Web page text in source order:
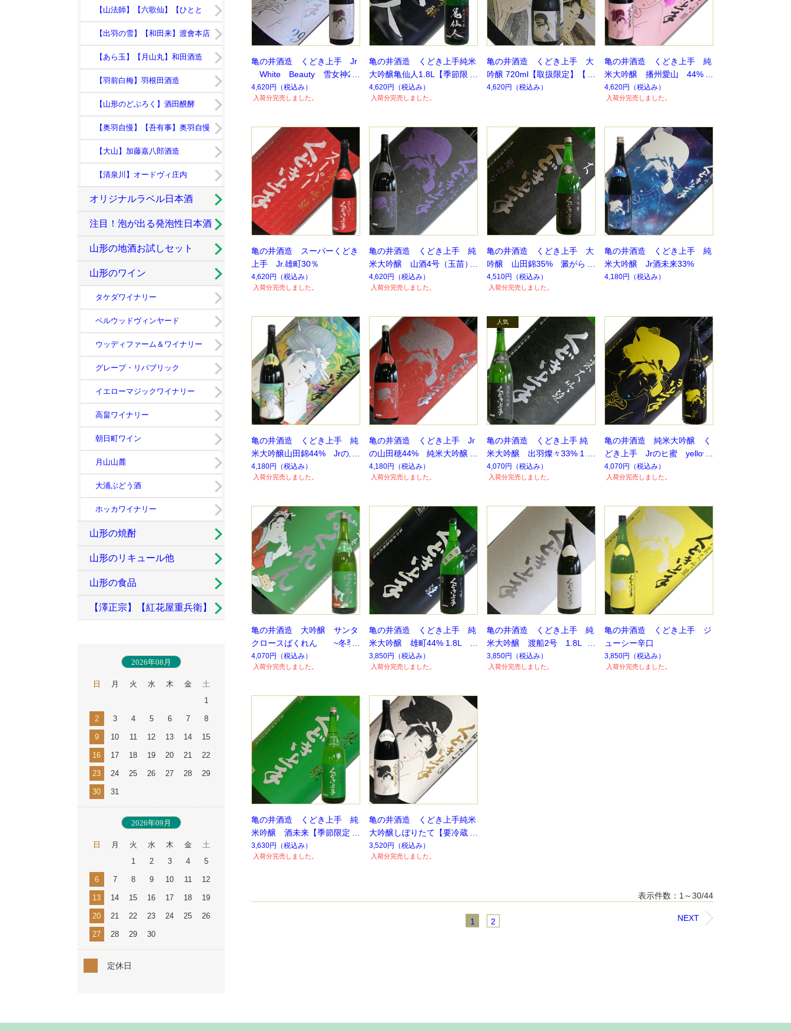
亀の井酒造 くどき上手 Jr
White Beauty 雪女神2
9%
4,620円 （税込み）
入荷分完売しました。
亀の井酒造 くどき上手純米
大吟醸亀仙人1.8L【季節限
定】【数量限定】
4,620円 （税込み）
入荷分完売しました。
亀の井酒造 くどき上手 大
吟醸 720ml【取扱限定】【定
番商品】
4,620円 （税込み）
亀の井酒造 くどき上手 純
米大吟醸 播州愛山 44%
1.8L 【季節限定】【数量限
定】
4,620円 （税込み）
入荷分完売しました。
亀の井酒造 スーパーくどき
上手 Jr.雄町30％
4,620円 （税込み）
入荷分完売しました。
亀の井酒造 くどき上手 純
米大吟醸 山酒4号（玉苗）
4,620円 （税込み）
入荷分完売しました。
亀の井酒造 くどき上手 大
吟醸 山田錦35% 澱がら
み 1.8L【季節限定】【数量
限定】【残り僅か】
4,510円 （税込み）
入荷分完売しました。
亀の井酒造 くどき上手 純
米大吟醸 Jr酒未来33%
4,180円 （税込み）
亀の井酒造 くどき上手 純
米大吟醸山田錦44% Jrの摩
訶不思議ちゃん 【季節限
定】【数量限定】
4,180円 （税込み）
入荷分完売しました。
亀の井酒造 くどき上手 Jr
の山田穂44% 純米大吟醸
1.8L
4,180円 （税込み）
入荷分完売しました。
亀の井酒造 くどき上手 純
米大吟醸 出羽燦々33% 1.8
L【要冷蔵】【季節限定】
【数量限定】
4,070円 （税込み）
入荷分完売しました。
亀の井酒造 純米大吟醸 く
どき上手 Jrのヒ蜜 yellow
（イエロー）旨甘口
4,070円 （税込み）
入荷分完売しました。
亀の井酒造 大吟醸 サンタ
クロースばくれん ~冬季
限定品~
4,070円 （税込み）
入荷分完売しました。
亀の井酒造 くどき上手 純
米大吟醸 雄町44% 1.8L
【季節限定】【数量限定】
3,850円 （税込み）
入荷分完売しました。
亀の井酒造 くどき上手 純
米大吟醸 渡船2号 1.8L
【季節限定】【数量限定】
3,850円 （税込み）
入荷分完売しました。
亀の井酒造 くどき上手 ジ
ューシー辛口
3,850円 （税込み）
入荷分完売しました。
亀の井酒造 くどき上手 純
米吟醸 酒未来【季節限定】
【数量限定】
3,630円 （税込み）
入荷分完売しました。
亀の井酒造 くどき上手純米
大吟醸しぼりたて【要冷蔵】
【季節限定】【数量限定】
3,520円 （税込み）
入荷分完売しました。
表示件数：1～30/44
NEXT
1 2
【山法師】【六歌仙】【ひとと
き】【出羽の雪】【和田来】渡會本店
【あら玉】【月山丸】和田酒造
【羽前白梅】羽根田酒造
【山形のどぶろく】酒田醗酵
【奥羽自慢】【吾有事】奥羽自慢
【大山】加藤嘉八郎酒造
【清泉川】オードヴィ庄内
オリジナルラベル日本酒
注目！泡が出る発泡性日本酒
山形の地酒お試しセット
山形のワイン
タケダワイナリー
ベルウッドヴィンヤード
ウッディファーム＆ワイナリー
グレープ・リパブリック
イエローマジックワイナリー
高畠ワイナリー
朝日町ワイン
月山山麓
大浦ぶどう酒
ホッカワイナリー
山形の焼酎
山形のリキュール他
山形の食品
【澤正宗】【紅花屋重兵衛】
2026年08月
日 月 火 水 木 金
土
1
2 3 4 5 6 7 8
9 10 11 12 13 14 15
16 17 18 19 20 21 22
23 24 25 26 27 28 29
30 31
2026年09月
日 月 火 水 木 金
土
1
2 3 4 5
6 7 8 9 10 11 12
13 14 15 16 17 18 19
20 21 22 23 24 25 26
27 28 29 30
定休日